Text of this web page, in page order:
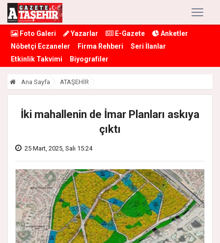
Foto Galeri Yazarlar E-Gazete
Anketler
Nöbetçi Eczaneler
Firma Rehberi
Seri İlanlar
Etkinlik Takvimi
Biyografiler
Ana Sayfa ATAŞEHİR
İki mahallenin de İmar Planları askıya
çıktı
25 Mart, 2025, Salı 15:24